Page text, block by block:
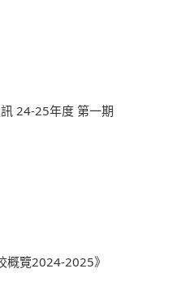
24-25年度 第一期
概覽2024-2025》